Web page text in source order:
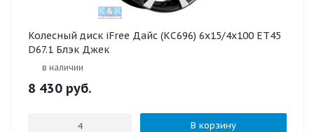
Колесный диск iFree Дайс (КС696) 6x15/4x100 ET45
D67.1 Блэк Джек
в наличии
8 430 руб.
В корзину